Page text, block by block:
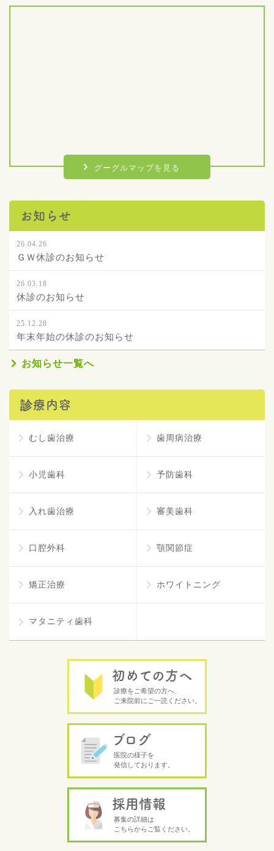
グーグルマップを見る
お知らせ
26.04.26
ＧＷ休診のお知らせ
26.03.18
休診のお知らせ
25.12.28
年末年始の休診のお知らせ
お知らせ一覧へ
診療内容
むし歯治療 歯周病治療
小児歯科 予防歯科
入れ歯治療 審美歯科
口腔外科 顎関節症
矯正治療 ホワイトニング
マタニティ歯科
初めての方へ
診療をご希望の方へ、
ご来院前にご一読ください。
ブログ
医院の様子を
発信しております。
採用情報
募集の詳細は
こちらからご覧ください。